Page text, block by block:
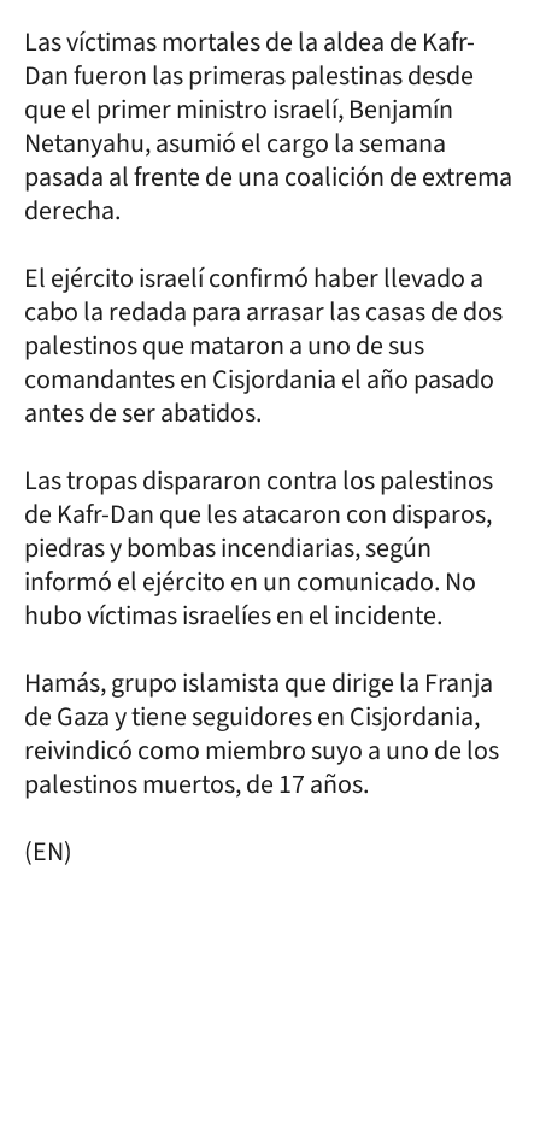
Las víctimas mortales de la aldea de Kafr-
Dan fueron las primeras palestinas desde
que el primer ministro israelí, Benjamín
Netanyahu, asumió el cargo la semana
pasada al frente de una coalición de extrema
derecha.
El ejército israelí confirmó haber llevado a
cabo la redada para arrasar las casas de dos
palestinos que mataron a uno de sus
comandantes en Cisjordania el año pasado
antes de ser abatidos.
Las tropas dispararon contra los palestinos
de Kafr-Dan que les atacaron con disparos,
piedras y bombas incendiarias, según
informó el ejército en un comunicado. No
hubo víctimas israelíes en el incidente.
Hamás, grupo islamista que dirige la Franja
de Gaza y tiene seguidores en Cisjordania,
reivindicó como miembro suyo a uno de los
palestinos muertos, de 17 años.
(EN)